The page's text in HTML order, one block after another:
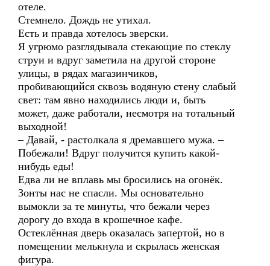
отеле.
Стемнело. Дождь не утихал.
Есть и правда хотелось зверски.
Я угрюмо разглядывала стекающие по стеклу
струи и вдруг заметила на другой стороне
улицы, в рядах магазинчиков,
пробивающийся сквозь водяную стену слабый
свет: там явно находились люди и, быть
может, даже работали, несмотря на тотальный
выходной!
– Давай, - растолкала я дремавшего мужа. –
Побежали! Вдруг получится купить какой-
нибудь еды!
Едва ли не вплавь мы бросились на огонёк.
Зонты нас не спасли. Мы основательно
вымокли за те минуты, что бежали через
дорогу до входа в крошечное кафе.
Остеклённая дверь оказалась запертой, но в
помещении мелькнула и скрылась женская
фигура.